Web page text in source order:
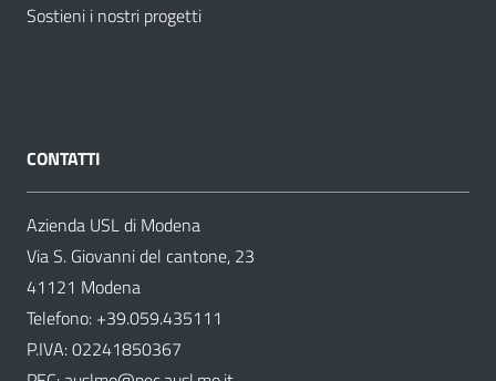
Sostieni i nostri progetti
CONTATTI
Azienda USL di Modena
Via S. Giovanni del cantone, 23
41121 Modena
Telefono: +39.059.435111
P.IVA: 02241850367